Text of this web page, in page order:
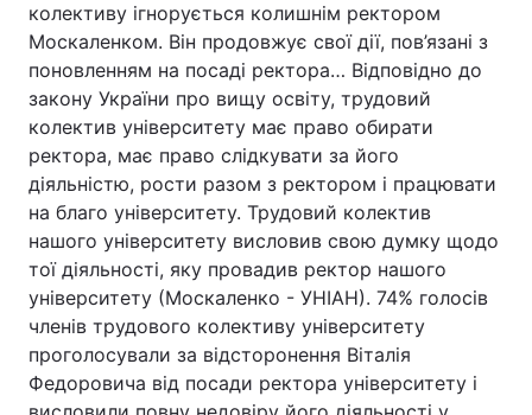
колективу ігнорується колишнім ректором
Москаленком. Він продовжує свої дії, пов’язані з
поновленням на посаді ректора… Відповідно до
закону України про вищу освіту, трудовий
колектив університету має право обирати
ректора, має право слідкувати за його
діяльністю, рости разом з ректором і працювати
на благо університету. Трудовий колектив
нашого університету висловив свою думку щодо
тої діяльності, яку провадив ректор нашого
університету (Москаленко - УНІАН). 74% голосів
членів трудового колективу університету
проголосували за відсторонення Віталія
Федоровича від посади ректора університету і